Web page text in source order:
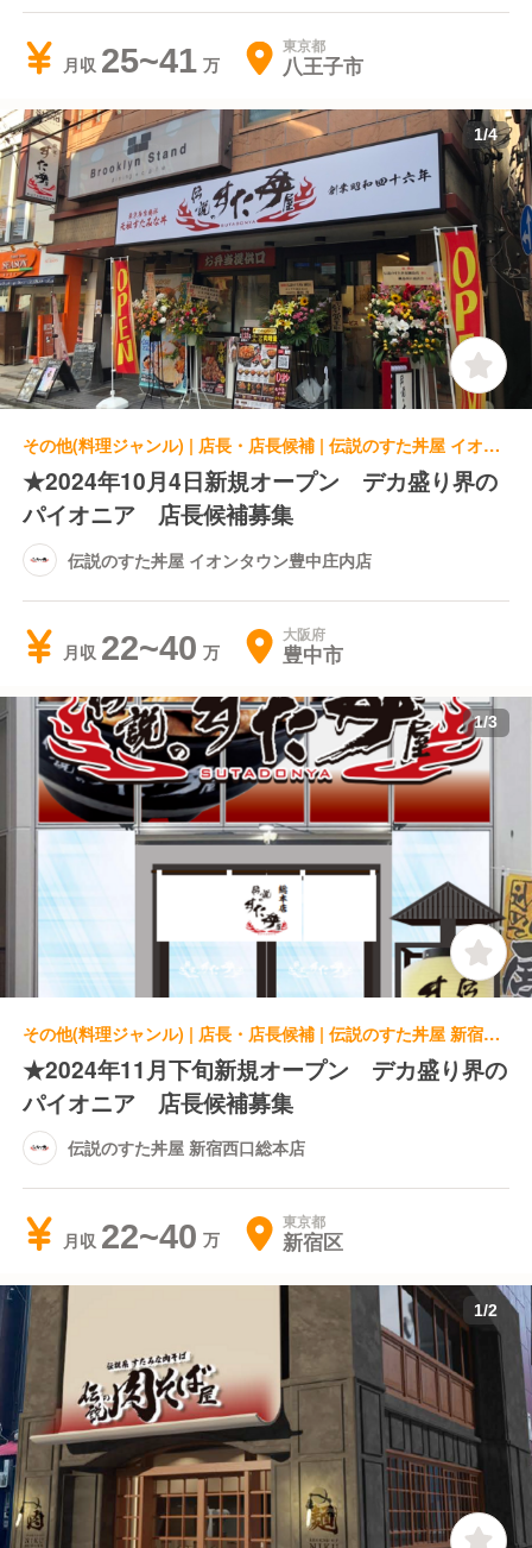
月収 25~41 東京都
八王子市
1/4
その他(料理ジャンル) | 店長・店長候補 | 伝説のすた丼屋 イオンタウン豊中庄内店
★2024年10月4日新規オープン デカ盛り界の
パイオニア 店長候補募集
伝説のすた丼屋 イオンタウン豊中庄内店
月収 22~40 大阪府
豊中市
1/3
その他(料理ジャンル) | 店長・店長候補 | 伝説のすた丼屋 新宿西口総本店
★2024年11月下旬新規オープン デカ盛り界の
パイオニア 店長候補募集
伝説のすた丼屋 新宿西口総本店
月収 22~40 東京都
新宿区
1/2